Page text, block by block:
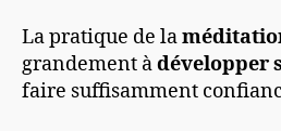
La pratique de la
grandement àdévelopper
faire suffisamment